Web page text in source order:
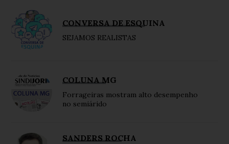
CONVERSA DE ESQUINA
SEJAMOS REALISTAS
COLUNA MG
Forrageiras mostram alto desempenho
no semiárido
SANDERS ROCHA